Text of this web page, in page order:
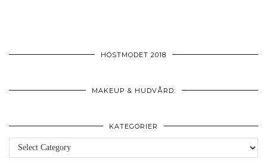
HÖSTMODET 2018
MAKEUP & HUDVÅRD:
KATEGORIER
Kategorier